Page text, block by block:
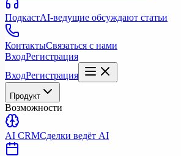
ПодкастAI-ведущие обсуждают статьи
КонтактыСвязаться с нами
ВходРегистрация
ВходРегистрация
Продукт
Возможности
AI CRMСделки ведёт AI